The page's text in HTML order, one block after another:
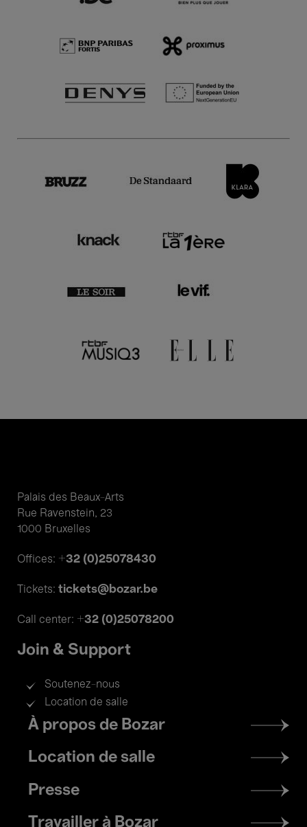
Palais des Beaux-Arts
Rue Ravenstein, 23
1000 Bruxelles
Offices: +32 (0)25078430
Tickets: tickets@bozar.be
Call center: +32 (0)25078200
Join & Support
Soutenez-nous
Location de salle
Footer
menu
À propos de Bozar
Location de salle
Presse
Travailler à Bozar